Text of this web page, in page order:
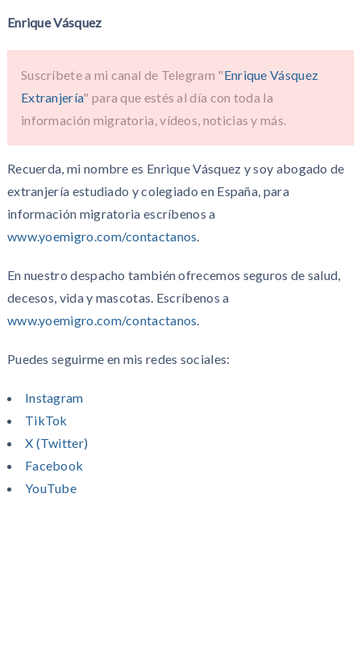
Enrique Vásquez
Suscríbete a mi canal de Telegram "Enrique Vásquez
Extranjería" para que estés al día con toda la
información migratoria, vídeos, noticias y más.
Recuerda, mi nombre es Enrique Vásquez y soy abogado de
extranjería estudiado y colegiado en España, para
información migratoria escríbenos a
www.yoemigro.com/contactanos.
En nuestro despacho también ofrecemos seguros de salud,
decesos, vida y mascotas. Escríbenos a
www.yoemigro.com/contactanos.
Puedes seguirme en mis redes sociales:
Instagram
TikTok
X (Twitter)
Facebook
YouTube